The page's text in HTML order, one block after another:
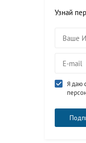
Узнай
Я даю